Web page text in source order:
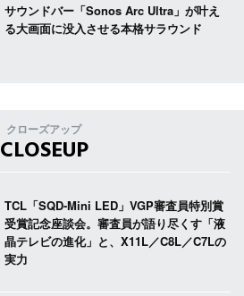
サウンドバー「Sonos Arc Ultra」が叶え
る大画面に没入させる本格サラウンド
クローズアップ
CLOSEUP
TCL「SQD-Mini LED」VGP審査員特別賞
受賞記念座談会。審査員が語り尽くす「液
晶テレビの進化」と、X11L／C8L／C7Lの
実力